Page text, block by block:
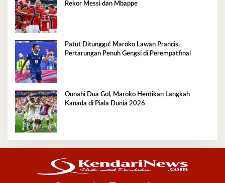
Rekor Messi dan Mbappe
Patut Ditunggu! Maroko Lawan Prancis,
Pertarungan Penuh Gengsi di Perempatfinal
Ounahi Dua Gol, Maroko Hentikan Langkah
Kanada di Piala Dunia 2026